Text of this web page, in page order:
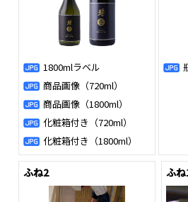
1800mlラベル
商品画像（720ml）
商品画像（1800ml）
化粧箱付き（720ml）
化粧箱付き（1800ml）
ふね2 ふ